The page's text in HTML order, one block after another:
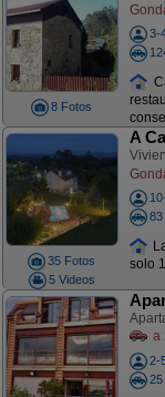
8 Fotos
3-
35 Fotos
5 Videos
A
83
solo
a
2-
25